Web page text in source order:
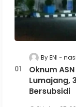
By ENI
Oknum
Lumajang,
Bersubsidi